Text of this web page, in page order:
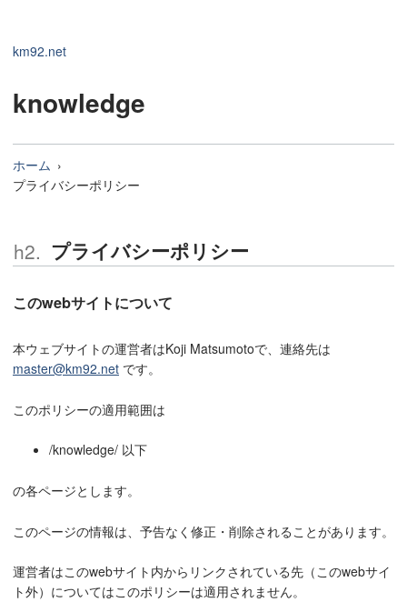
km92.net
knowledge
ホーム
プライバシーポリシー
プライバシーポリシー
このwebサイトについて
本ウェブサイトの運営者はKoji Matsumotoで、連絡先は
master@km92.net です。
このポリシーの適用範囲は
/knowledge/ 以下
の各ページとします。
このページの情報は、予告なく修正・削除されることがあります。
運営者はこのwebサイト内からリンクされている先（このwebサイ
ト外）についてはこのポリシーは適用されません。